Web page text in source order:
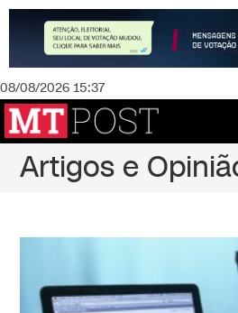
08/08/2026 15:37
Artigos e